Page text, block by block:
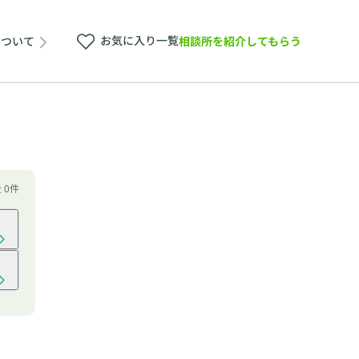
いて お気に入り一覧相談所を紹介してもらう
0件